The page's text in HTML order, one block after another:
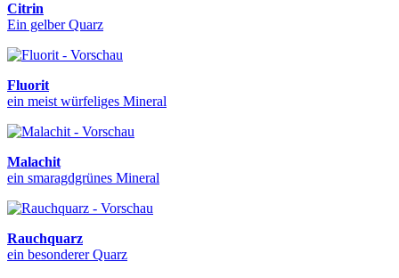
Citrin
Ein gelber Quarz
Fluorit
ein meist würfeliges Mineral
Malachit
ein smaragdgrünes Mineral
Rauchquarz
ein besonderer Quarz